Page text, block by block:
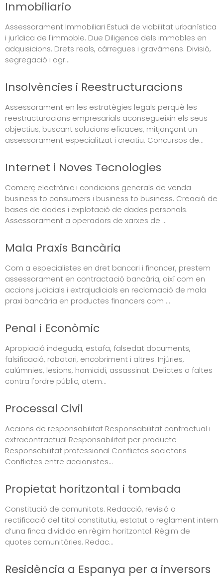
Inmobiliario
Assessorament Immobiliari Estudi de viabilitat urbanística
i jurídica de l'immoble. Due Diligence dels immobles en
adquisicions. Drets reals, càrregues i gravàmens. Divisió,
segregació i agr...
Insolvències i Reestructuracions
Assessorament en les estratègies legals perquè les
reestructuracions empresarials aconsegueixin els seus
objectius, buscant solucions eficaces, mitjançant un
assessorament especialitzat i creatiu. Concursos de...
Internet i Noves Tecnologies
Comerç electrònic i condicions generals de venda
business to consumers i business to business. Creació de
bases de dades i explotació de dades personals.
Assessorament a operadors de xarxes de ...
Mala Praxis Bancària
Com a especialistes en dret bancari i financer, prestem
assessorament en contractació bancària, així com en
accions judicials i extrajudicials en reclamació de mala
praxi bancària en productes financers com ...
Penal i Econòmic
Apropiació indeguda, estafa, falsedat documents,
falsificació, robatori, encobriment i altres. Injúries,
calúmnies, lesions, homicidi, assassinat. Delictes o faltes
contra l'ordre públic, atem...
Processal Civil
Accions de responsabilitat Responsabilitat contractual i
extracontractual Responsabilitat per producte
Responsabilitat professional Conflictes societaris
Conflictes entre accionistes...
Propietat horitzontal i tombada
Constitució de comunitats. Redacció, revisió o
rectificació del títol constitutiu, estatut o reglament intern
d’una finca dividida en règim horitzontal. Règim de
quotes comunitàries. Redac...
Residència a Espanya per a inversors